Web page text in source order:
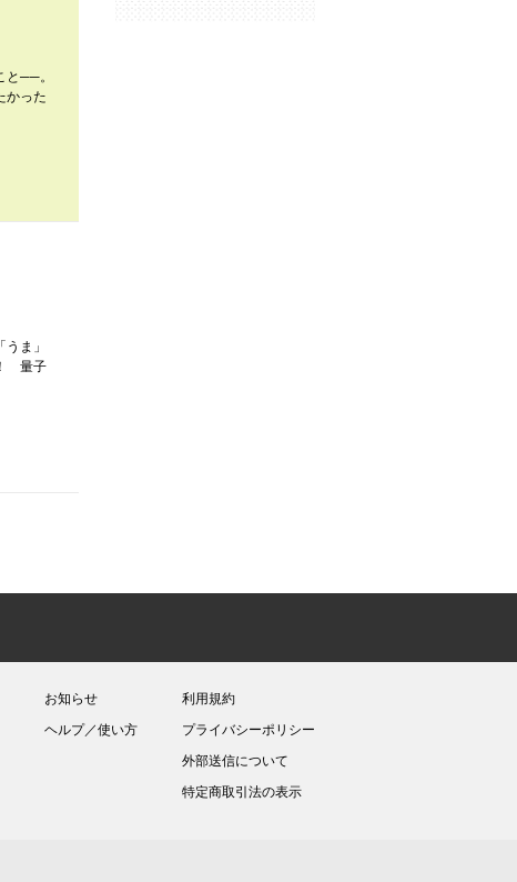
と──。
かった
ま」
量子
お知らせ
ヘルプ／使い方
利用規約
プライバシーポリシー
外部送信について
特定商取引法の表示